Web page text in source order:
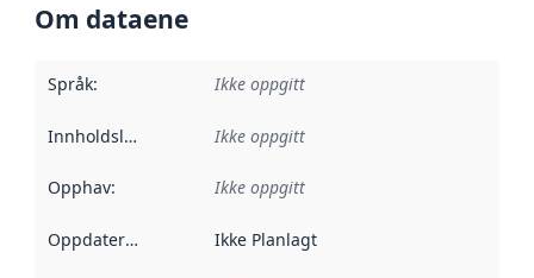
Om dataene
Språk: Ikke oppgitt
Innholdsleverandører :
Ikke oppgitt
Opphav: Ikke oppgitt
Oppdateringsfrekvens :
Ikke Planlagt